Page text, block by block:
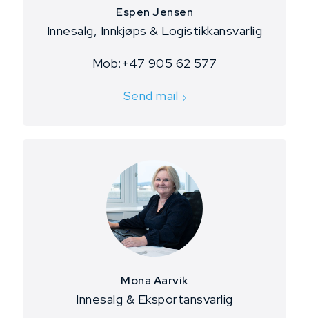
Espen Jensen
Innesalg, Innkjøps & Logistikkansvarlig
​Mob:+47 905 62 577
Send mail
Mona Aarvik
Innesalg & Eksportansvarlig